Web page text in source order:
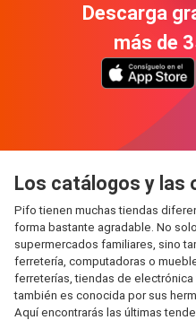
Descarga
más de
Los catálogos y las
Pifo tienen muchas tiendas
forma bastante agradable. No
supermercados familiares, sino
ferretería, computadoras o
ferreterías, tiendas de
también es conocida por sus
Aquí encontrarás las últimas